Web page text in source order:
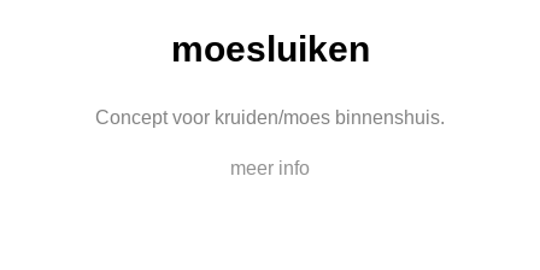
moesluiken
Concept voor kruiden/moes binnenshuis.
meer info